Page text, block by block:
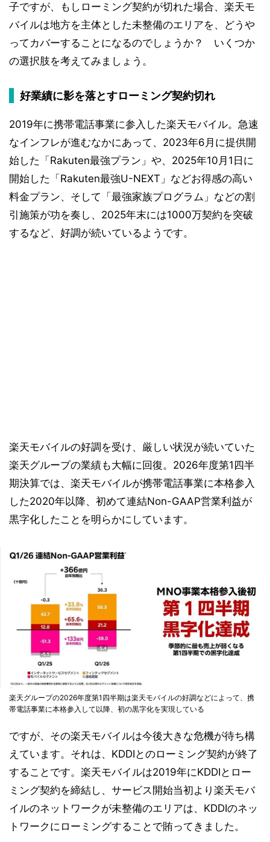
子ですが、もしローミング契約が切れた場合、楽天モ
バイルは地方を主体とした未整備のエリアを、どうや
ってカバーすることになるのでしょうか？ いくつか
の選択肢を考えてみましょう。
好業績に影を落とすローミング契約切れ
2019年に携帯電話事業に参入した楽天モバイル。急速
なインフレが進むなかにあって、2023年6月に提供開
始した「Rakuten最強プラン」や、2025年10月1日に
開始した「Rakuten最強U-NEXT」などお得感の高い
料金プラン、そして「最強家族プログラム」などの割
引施策が功を奏し、2025年末には1000万契約を突破
するなど、好調が続いているようです。
楽天モバイルの好調を受け、厳しい状況が続いていた
楽天グループの業績も大幅に回復。2026年度第1四半
期決算では、楽天モバイルが携帯電話事業に本格参入
した2020年以降、初めて連結Non-GAAP営業利益が
黒字化したことを明らかにしています。
楽天グループの2026年度第1四半期は楽天モバイルの好調などによって、携
帯電話事業に本格参入して以降、初の黒字化を実現している
ですが、その楽天モバイルは今後大きな危機が待ち構
えています。それは、KDDIとのローミング契約が終了
することです。楽天モバイルは2019年にKDDIとロー
ミング契約を締結し、サービス開始当初より楽天モバ
イルのネットワークが未整備のエリアは、KDDIのネッ
トワークにローミングすることで賄ってきました。